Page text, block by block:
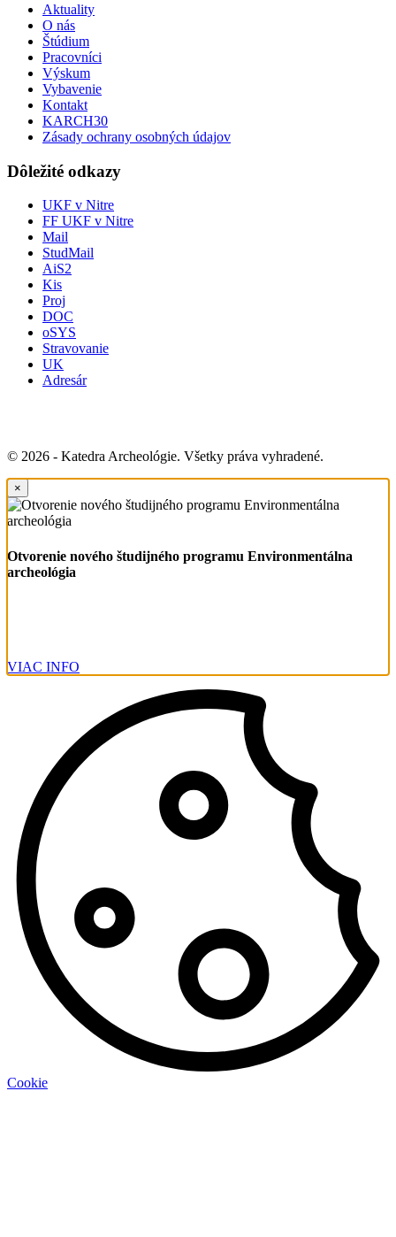
Aktuality
O nás
Štúdium
Pracovníci
Výskum
Vybavenie
Kontakt
KARCH30
Zásady ochrany osobných údajov
Dôležité odkazy
UKF v Nitre
FF UKF v Nitre
Mail
StudMail
AiS2
Kis
Proj
DOC
oSYS
Stravovanie
UK
Adresár
© 2026 - Katedra Archeológie. Všetky práva vyhradené.
×
Otvorenie nového študijného programu Environmentálna
archeológia
VIAC INFO
Cookie